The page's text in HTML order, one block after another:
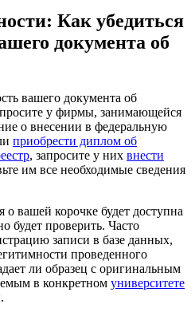
Как убедиться
документа об
вашего документа об
у фирмы, занимающейся
о внесении в федеральную
приобрести диплом об
, запросите у них внести
им все необходимые сведения
вашей корочке будет доступна
будет проверить. Часто
записи в базе данных,
проведенного
ли образец с оригинальным
в конкретном университете